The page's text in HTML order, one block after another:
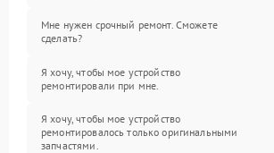
Мне нужен срочный ремонт. Сможете
сделать?
Я хочу, чтобы мое устройство
ремонтировали при мне.
Я хочу, чтобы мое устройство
ремонтировалось только оригинальными
запчастями.